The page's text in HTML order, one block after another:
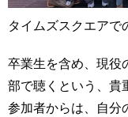
タイムズスクエアで
卒業生を含め、現役
部で聴くという、貴
参加者からは、自分